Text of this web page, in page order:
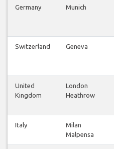
Germany Munich
Switzerland Geneva
United
Kingdom
London
Heathrow
Italy
Milan
Malpensa